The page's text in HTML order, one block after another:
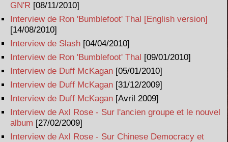
GN'R [08/11/2010]
Interview de Ron 'Bumblefoot' Thal [English version]
[14/08/2010]
Interview de Slash [04/04/2010]
Interview de Ron 'Bumblefoot' Thal [09/01/2010]
Interview de Duff McKagan [05/01/2010]
Interview de Duff McKagan [31/12/2009]
Interview de Duff McKagan [Avril 2009]
Interview de Axl Rose - Sur l'ancien groupe et le nouvel
album [27/02/2009]
Interview de Axl Rose - Sur Chinese Democracy et